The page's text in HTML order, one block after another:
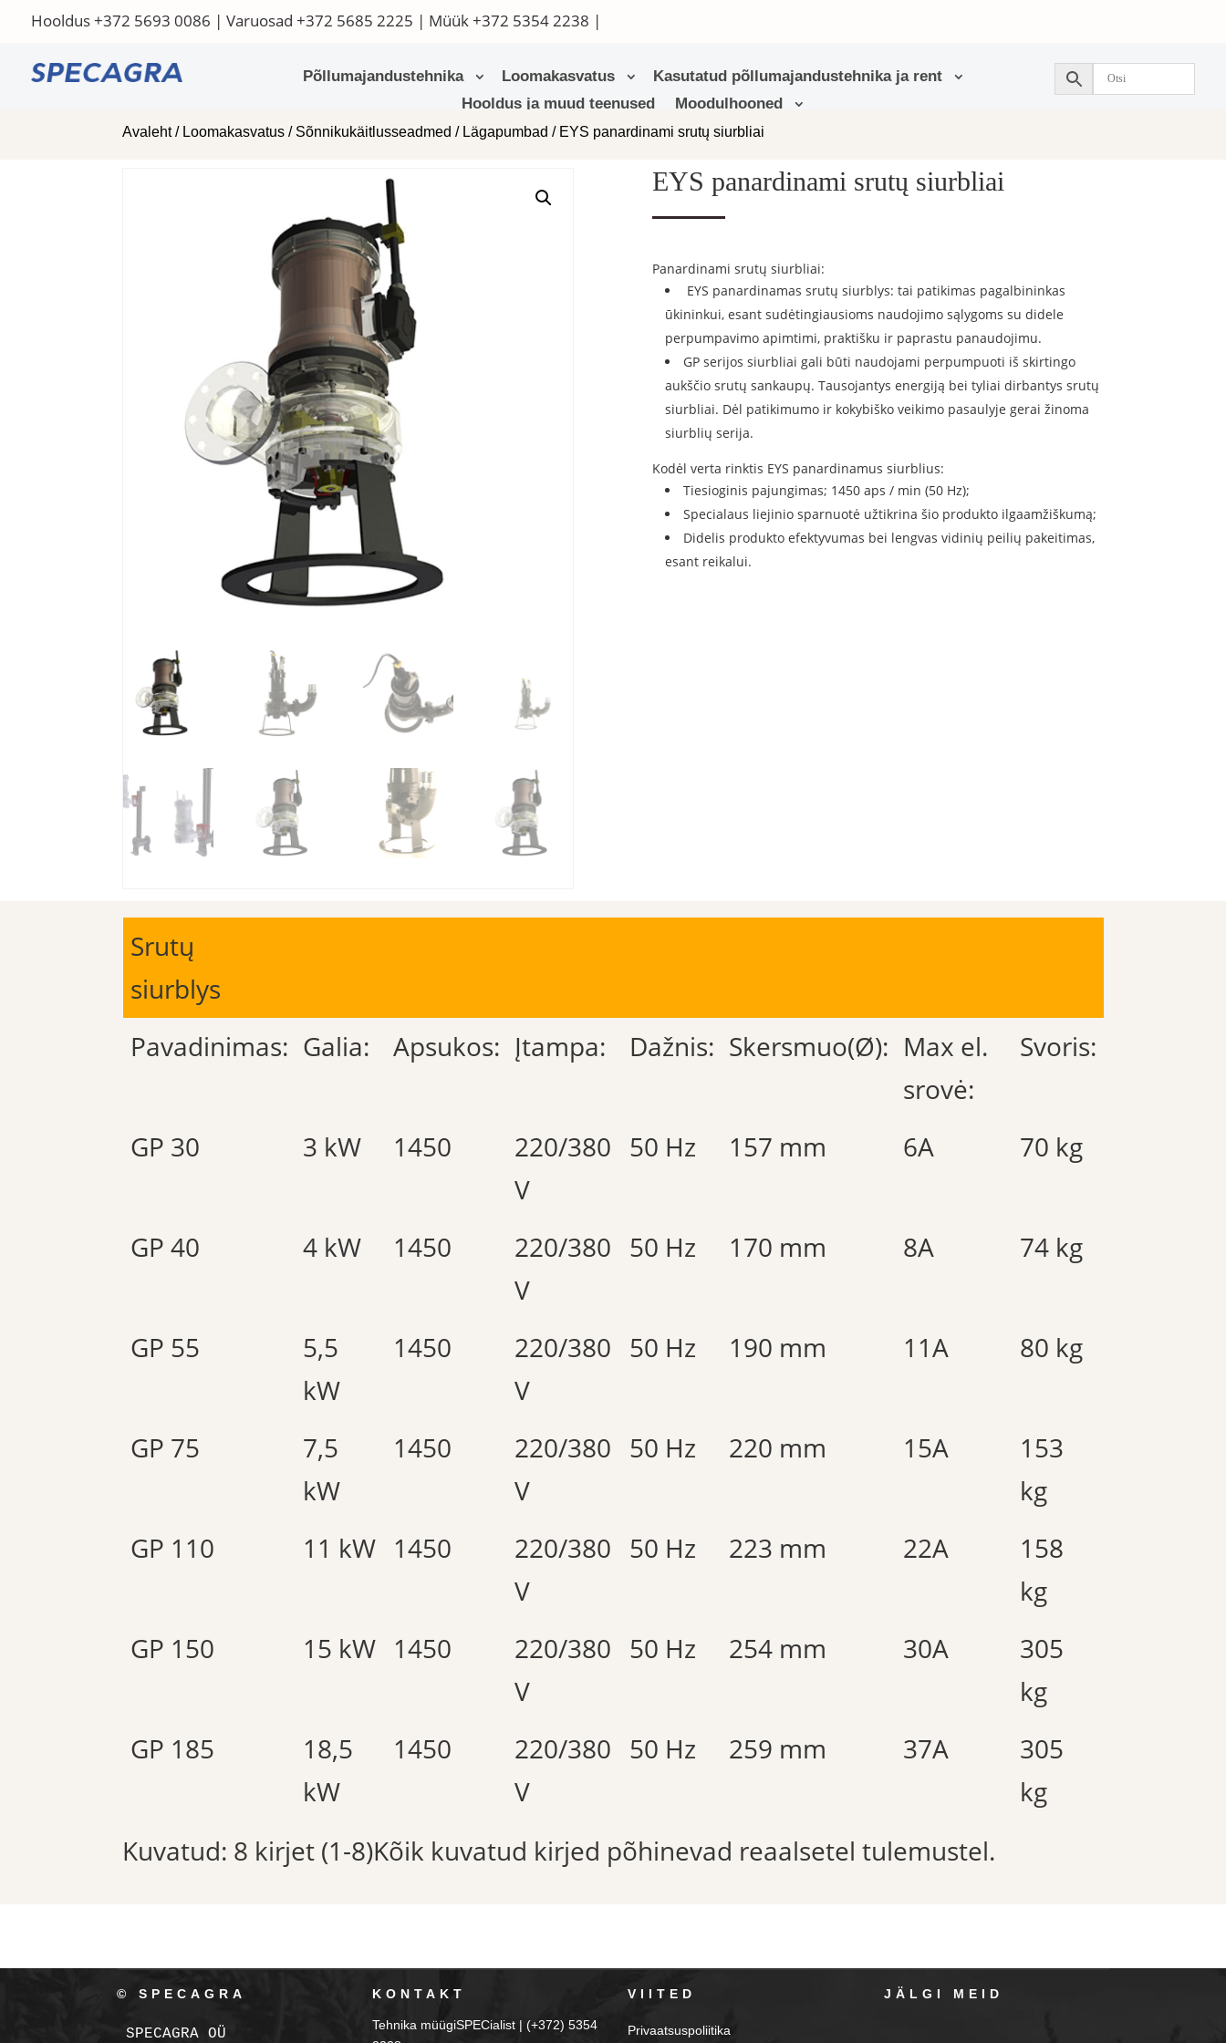
Hooldus+372 5693 0086 | Varuosad +372 5685 2225 | Müük+372 5354 2238 |
Põllumajandustehnika Loomakasvatus
Kasutatud põllumajandustehnika ja rent
Hooldus ja muud teenused
Moodulhooned
Avaleht/ Loomakasvatus / Sõnnikukäitlusseadmed / Lägapumbad / EYS panardinami srutų siurbliai
EYS panardinami srutų siurbliai
Panardinami srutų siurbliai:
EYS panardinamas srutų siurblys: tai patikimas pagalbininkas
ūkininkui, esant sudėtingiausioms naudojimo sąlygoms su didele
perpumpavimo apimtimi, praktišku ir paprastu panaudojimu.
GP serijos siurbliai gali būti naudojami perpumpuoti iš skirtingo
aukščio srutų sankaupų. Tausojantys energiją bei tyliai dirbantys srutų
siurbliai. Dėl patikimumo ir kokybiško veikimo pasaulyje gerai žinoma
siurblių serija.
Kodėl verta rinktis EYS panardinamus siurblius:
Tiesioginis pajungimas; 1450 aps / min (50 Hz);
Specialaus liejinio sparnuotė užtikrina šio produkto ilgaamžiškumą;
Didelis produkto efektyvumas bei lengvas vidinių peilių pakeitimas,
esant reikalui.
Srutų
siurblys
Pavadinimas: Galia: Apsukos: Įtampa: Dažnis: Skersmuo(Ø): Max el.
srovė:
Svoris:
GP 30 3 kW 1450
220/380
V
50 Hz 157 mm 6A 70 kg
GP 40 4 kW 1450
220/380
V
50 Hz 170 mm 8A 74 kg
GP 55
5,5
kW
1450
220/380
V
50 Hz 190 mm 11A 80 kg
GP 75
7,5
kW
1450
220/380
V
50 Hz 220 mm 15A
153
kg
GP 110
11 kW 1450
220/380
V
50 Hz 223 mm 22A
158
kg
GP 150
15 kW 1450
220/380
V
50 Hz 254 mm 30A
305
kg
GP 185
18,5
kW
1450
220/380
V
50 Hz 259 mm 37A
305
kg
Kuvatud: 8 kirjet (1-8)Kõik kuvatud kirjed põhinevad reaalsetel tulemustel.
© SPECAGRA
SPECAGRA OÜ
KONTAKT
Tehnika müügiSPECialist | (+372) 5354
VIITED
Privaatsuspoliitika
JÄLGI MEID